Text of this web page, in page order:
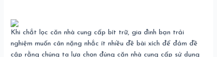
Khi chắt lọc căn nhà cung cấp bít trữ, gia đình bạn trải
nghiệm muốn cân nặng nhắc ít nhiều đề bài xích để đảm đề
cập rằng chúng ta lựa chọn đúng căn nhà cung cấp sử dụng